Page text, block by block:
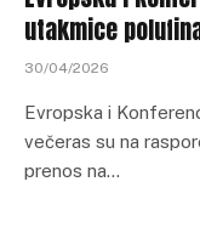
utakmice
30/04/2026
Evropska i
večeras su na
prenos na…